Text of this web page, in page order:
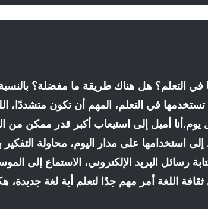
التعلم؟ هل هناك طريقة ما مفضلة؟ بالنسبة
في التعلم، المهم أن تكون متشددًا،
يوم. أنا أميل إلى استيعاب أكبر قدر ممكن من
استخدامها على مدار اليوم، محاولة التفكير
رسائل البريد الإلكتروني، الاستماع إلى
اللغة أمر مهم جدًا لتعلم أية لغة جديدة،